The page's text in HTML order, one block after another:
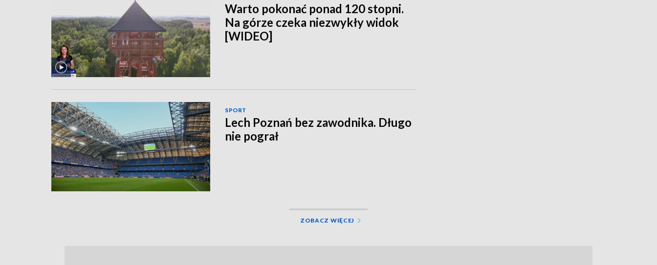
Warto pokonać ponad 120 stopni.
Na górze czeka niezwykły widok
[WIDEO]
SPORT
Lech Poznań bez zawodnika. Długo
nie pograł
ZOBACZ WIĘCEJ